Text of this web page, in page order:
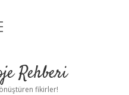
Rehberi
fikirler!